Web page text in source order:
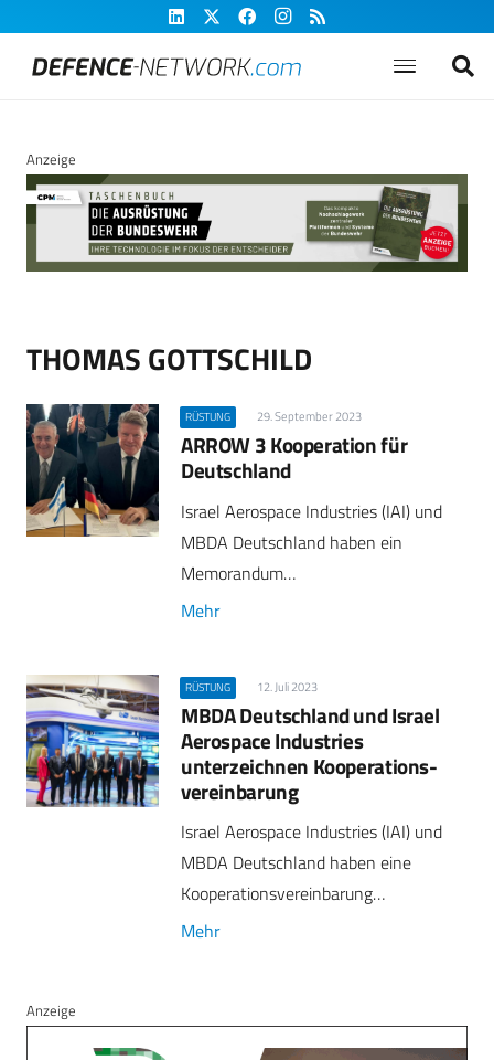
Anzeige
THOMAS GOTTSCHILD
RÜSTUNG 29. September 2023
ARROW 3 Kooperation für
Deutschland
Israel Aerospace Industries (IAI) und
MBDA Deutschland haben ein
Memorandum…
Mehr
RÜSTUNG 12. Juli 2023
MBDA Deutschland und Israel
Aerospace Industries
unterzeichnen Kooperations­
vereinbarung
Israel Aerospace Industries (IAI) und
MBDA Deutschland haben eine
Kooperationsvereinbarung…
Mehr
Anzeige